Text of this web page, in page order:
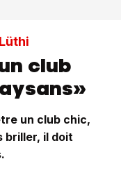
club
un club chic,
briller, il doit